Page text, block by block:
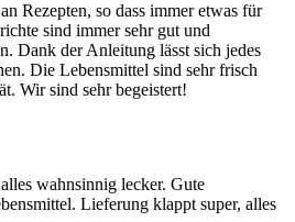
Rezepten, so dass immer etwas für
sind immer sehr gut und
Dank der Anleitung lässt sich jedes
Die Lebensmittel sind sehr frisch
Wir sind sehr begeistert!
wahnsinnig lecker. Gute
Lieferung klappt super, alles